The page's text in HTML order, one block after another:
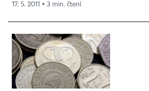
17. 5. 2011 ▪ 3 min. čtení